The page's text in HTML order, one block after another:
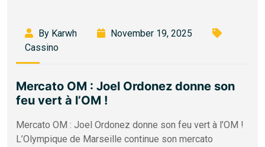
By Karwh
November 19, 2025
Cassino
Mercato OM : Joel Ordonez donne son
feu vert à l’OM !
Mercato OM : Joel Ordonez donne son feu vert à l’OM !
L’Olympique de Marseille continue son mercato